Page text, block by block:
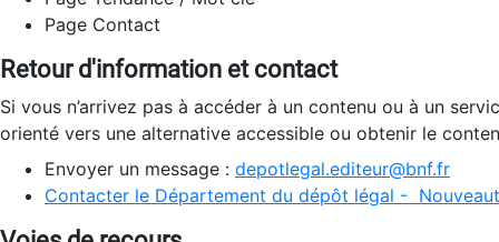
Page Contact
Retour d'information et contact
Si vous n’arrivez pas à accéder à un contenu ou à un
orienté vers une alternative accessible ou obtenir le
Envoyer un message : depotlegal.editeur@bnf.fr
Contacter le Département du dépôt légal -